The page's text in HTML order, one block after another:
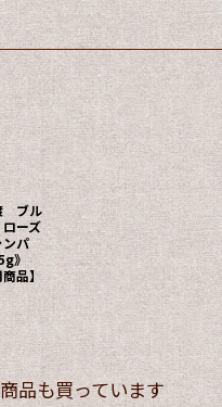
ブル
ーズ
ンパ
》
品】
品も買っています